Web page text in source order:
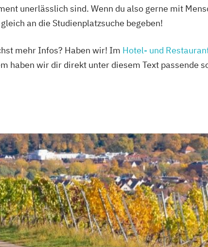
unerlässlich sind. Wenn du also gerne mit
an die Studienplatzsuche begeben!
mehr Infos? Haben wir! Im Hotel- und
haben wir dir direkt unter diesem Text passende